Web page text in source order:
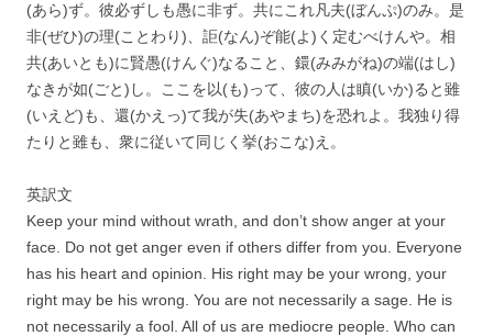
(あら)ず。彼必ずしも愚に非ず。共にこれ凡夫(ぼんぷ)のみ。是
非(ぜひ)の理(ことわり)、詎(なん)ぞ能(よ)く定むべけんや。相
共(あいとも)に賢愚(けんぐ)なること、鐶(みみがね)の端(はし)
なきが如(ごと)し。ここを以(も)って、彼の人は瞋(いか)ると雖
(いえど)も、還(かえっ)て我が失(あやまち)を恐れよ。我独り得
たりと雖も、衆に従いて同じく挙(おこな)え。
英訳文
Keep your mind without wrath, and don’t show anger at your
face. Do not get anger even if others differ from you. Everyone
has his heart and opinion. His right may be your wrong, your
right may be his wrong. You are not necessarily a sage. He is
not necessarily a fool. All of us are mediocre people. Who can